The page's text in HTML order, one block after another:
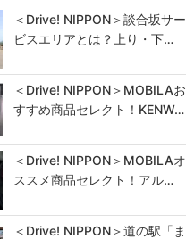
＜Drive! NIPPON＞談合坂サー
ビスエリアとは？上り・下…
＜Drive! NIPPON＞MOBILAお
すすめ商品セレクト！KENW…
＜Drive! NIPPON＞MOBILAオ
ススメ商品セレクト！アル…
＜Drive! NIPPON＞道の駅「ま